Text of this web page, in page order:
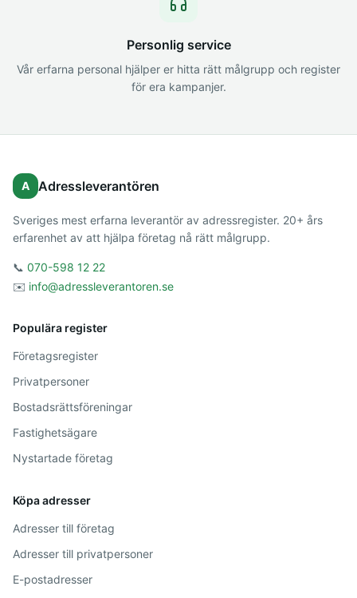
Personlig service
Vår erfarna personal hjälper er hitta rätt målgrupp och register
för era kampanjer.
A Adressleverantören
Sveriges mest erfarna leverantör av adressregister. 20+ års
erfarenhet av att hjälpa företag nå rätt målgrupp.
📞 070-598 12 22
✉️ info@adressleverantoren.se
Populära register
Företagsregister
Privatpersoner
Bostadsrättsföreningar
Fastighetsägare
Nystartade företag
Köpa adresser
Adresser till företag
Adresser till privatpersoner
E-postadresser